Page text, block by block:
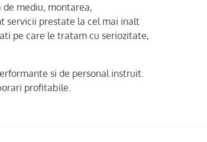
mediu, montarea,
servicii prestate la cel mai inalt
pe care le tratam cu seriozitate,
si de personal instruit.
profitabile.